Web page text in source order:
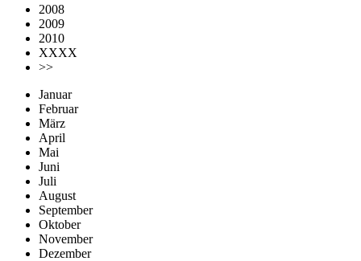
2008
2009
2010
XXXX
>>
Januar
Februar
März
April
Mai
Juni
Juli
August
September
Oktober
November
Dezember